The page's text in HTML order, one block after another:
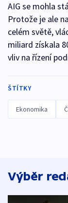
AIG se mohla
Protože je ale
celém světě,
miliard získala
vliv na řízení
ŠTÍTKY
Ekonomika
Výběr